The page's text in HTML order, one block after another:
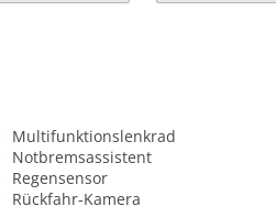
Multifunktionslenkrad
Notbremsassistent
Regensensor
Rückfahr-Kamera